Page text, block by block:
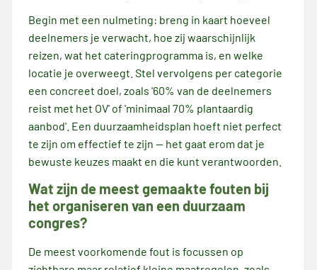
Begin met een nulmeting: breng in kaart hoeveel
deelnemers je verwacht, hoe zij waarschijnlijk
reizen, wat het cateringprogramma is, en welke
locatie je overweegt. Stel vervolgens per categorie
een concreet doel, zoals '60% van de deelnemers
reist met het OV' of 'minimaal 70% plantaardig
aanbod'. Een duurzaamheidsplan hoeft niet perfect
te zijn om effectief te zijn — het gaat erom dat je
bewuste keuzes maakt en die kunt verantwoorden.
Wat zijn de meest gemaakte fouten bij
het organiseren van een duurzaam
congres?
De meest voorkomende fout is focussen op